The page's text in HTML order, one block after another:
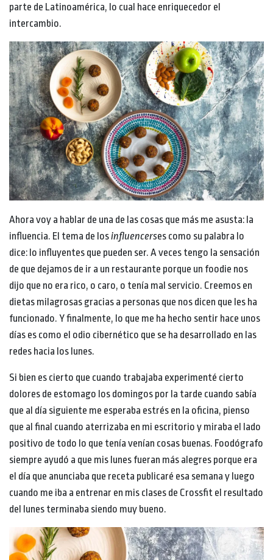
parte de Latinoamérica, lo cual hace enriquecedor el
intercambio.
Ahora voy a hablar de una de las cosas que más me asusta: la
influencia. El tema de losinfluencerses como su palabra lo
dice: lo influyentes que pueden ser. A veces tengo la sensación
de que dejamos de ir a un restaurante porque un foodie nos
dijo que no era rico, o caro, o tenía mal servicio. Creemos en
dietas milagrosas gracias a personas que nos dicen que les ha
funcionado. Y finalmente, lo que me ha hecho sentir hace unos
días es como el odio cibernético que se ha desarrollado en las
redes hacia los lunes.
Si bien es cierto que cuando trabajaba experimenté cierto
dolores de estomago los domingos por la tarde cuando sabía
que al día siguiente me esperaba estrés en la oficina, pienso
que al final cuando aterrizaba en mi escritorio y miraba el lado
positivo de todo lo que tenía venían cosas buenas. Foodógrafo
siempre ayudó a que mis lunes fueran más alegres porque era
el día que anunciaba que receta publicaré esa semana y luego
cuando me iba a entrenar en mis clases de Crossfit el resultado
del lunes terminaba siendo muy bueno.